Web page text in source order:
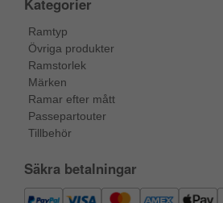
Ramtyp
Övriga produkter
Ramstorlek
Märken
Ramar efter mått
Passepartouter
Tillbehör
Säkra betalningar